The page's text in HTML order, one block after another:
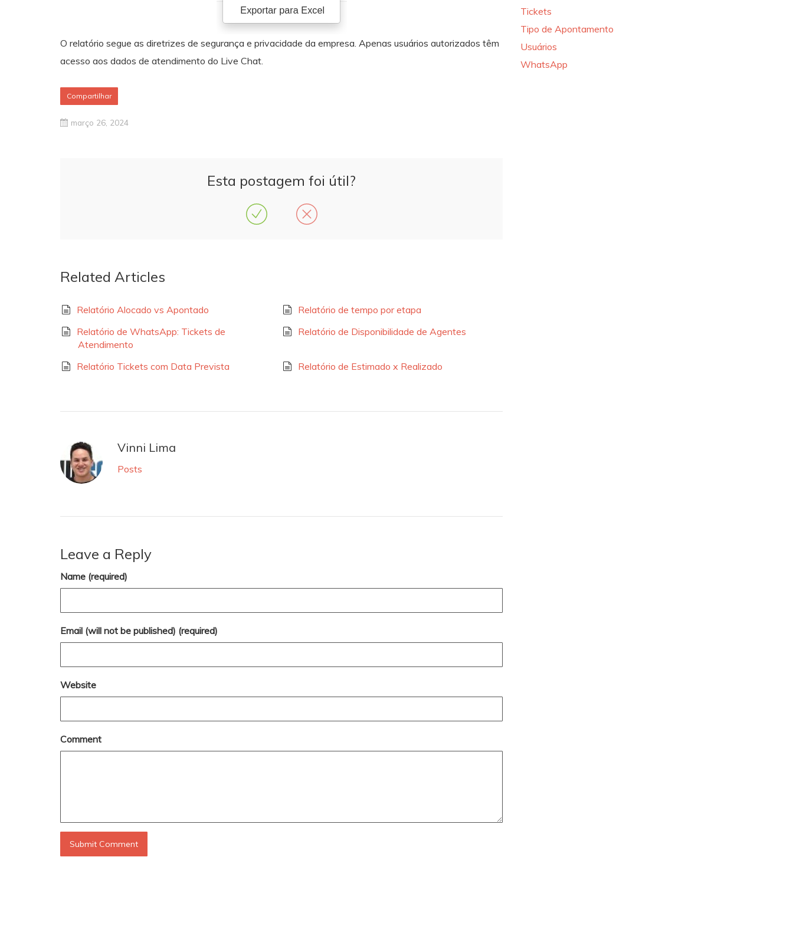
O relatório segue as diretrizes de segurança e privacidade da empresa. Apenas usuários autorizados têm
acesso aos dados de atendimento do Live Chat.
Compartilhar
março 26, 2024
Esta postagem foi útil?
Related Articles
Relatório Alocado vs Apontado
Relatório de tempo por etapa
Relatório de WhatsApp: Tickets de
Atendimento
Relatório de Disponibilidade de Agentes
Relatório Tickets com Data Prevista Relatório de Estimado x Realizado
Vinni Lima
Posts
Leave a Reply
Name (required)
Email (will not be published) (required)
Website
Comment
Tickets
Tipo de Apontamento
Usuários
WhatsApp